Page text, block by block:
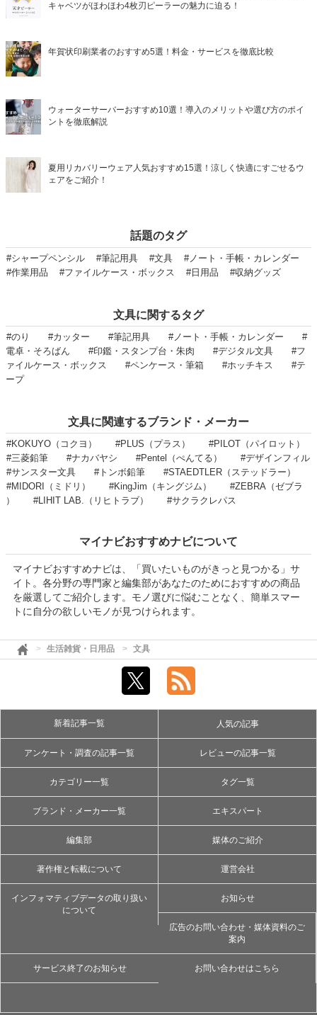
キャベツがほわほわ4枚刃ピーラーの魅力に迫る！
年賀状印刷業者のおすすめ5選！料金・サービスを徹底比較
ウォーターサーバーおすすめ10選！導入のメリットや選び方のポイ
ントを徹底解説
夏用リカバリーウェア人気おすすめ15選！涼しく快適にすごせるウ
ェアをご紹介！
話題のタグ
#シャープペンシル #筆記用具 #文具
#ノート・手帳・カレンダー
#作業用品
#ファイルケース・ボックス #日用品 #収納グッズ
文具に関するタグ
#のり #カッター #筆記用具 #ノート・手帳・カレンダー
#
電卓・そろばん
#印鑑・スタンプ台・朱肉 #デジタル文具
#フ
ァイルケース・ボックス
#ペンケース・筆箱 #ホッチキス
#テ
ープ
文具に関連するブランド・メーカー
#KOKUYO（コクヨ） #PLUS（プラス）
#PILOT（パイロット）
#三菱鉛筆
#ナカバヤシ #Pentel（ぺんてる）
#デザインフィル
#サンスター文具
#トンボ鉛筆
#STAEDTLER（ステッドラー）
#MIDORI（ミドリ）
#KingJim（キングジム）
#ZEBRA（ゼブラ
）
#LIHIT LAB.（リヒトラブ） #サクラクレパス
マイナビおすすめナビについて
マイナビおすすめナビは、「買いたいものがきっと見つかる」サ
イト。各分野の専門家と編集部があなたのためにおすすめの商品
を厳選してご紹介します。モノ選びに悩むことなく、簡単スマー
トに自分の欲しいモノが見つけられます。
生活雑貨・日用品 文具
新着記事一覧 人気の記事
アンケート・調査の記事一覧 レビューの記事一覧
カテゴリー一覧 タグ一覧
ブランド・メーカー一覧 エキスパート
編集部 媒体のご紹介
著作権と転載について 運営会社
インフォマティブデータの取り扱い
について
お知らせ
広告のお問い合わせ・媒体資料のご
案内
サービス終了のお知らせ お問い合わせはこちら